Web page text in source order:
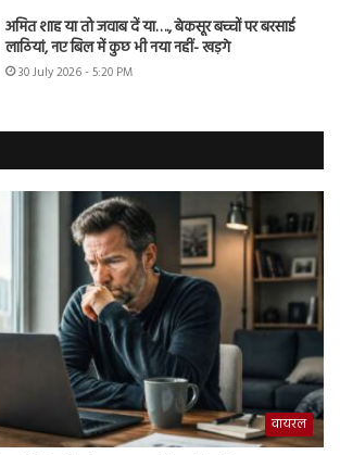
अमित शाह या तो जवाब दें या…., बेकसूर बच्चों पर बरसाई
लाठियां, नए बिल में कुछ भी नया नहीं- खड़गे
30 July 2026 - 5:20 PM
वायरल